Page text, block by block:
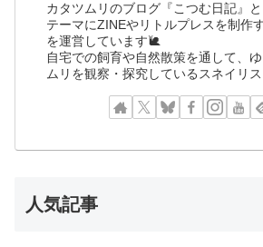
カタツムリのブログ『こつむ日記』
テーマにZINEやリトルプレスを制作
を運営しています🐌
自宅での飼育や自然散策を通して、
ムリを観察・探究しているスネイリ
人気記事